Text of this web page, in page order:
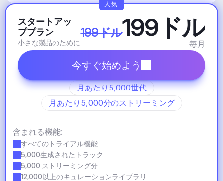
スタートアッ
ププラン
小さな製品のために
199ドル199ドル
毎月
今すぐ始めよう
月あたり5,000世代
月あたり5,000分のストリーミング
含まれる機能:
すべてのトライアル機能
5,000生成されたトラック
5,000 ストリーミング分
12,000以上のキュレーションライブラリ
人気